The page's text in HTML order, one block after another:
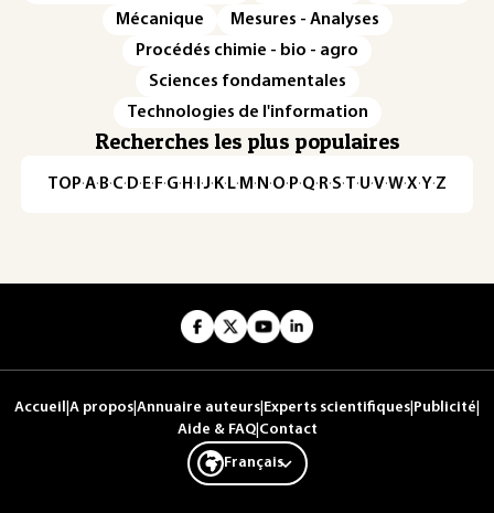
Mécanique
Mesures - Analyses
Procédés chimie - bio - agro
Sciences fondamentales
Technologies de l'information
Recherches les plus populaires
TOP·A·B·C· D· E· F·G· H · ·J· K· L· M · N ·O· P·Q· R·S·T·U·V·W·X·Y·Z
Accueil A propos Annuaire auteurs Experts scientifiques Publicité
Aide & FAQ| Contact
Français